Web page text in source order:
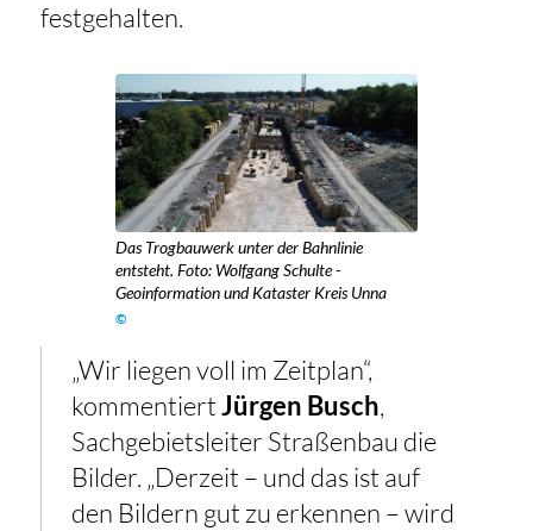
festgehalten.
Das Trogbauwerk unter der Bahnlinie
entsteht. Foto: Wolfgang Schulte -
Geoinformation und Kataster Kreis Unna
©
„Wir liegen voll im Zeitplan“,
kommentiertJürgen Busch,
Sachgebietsleiter Straßenbau die
Bilder. „Derzeit – und das ist auf
den Bildern gut zu erkennen – wird